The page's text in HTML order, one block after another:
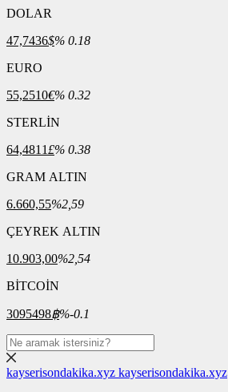
DOLAR
47,7436$% 0.18
EURO
55,2510€% 0.32
STERLİN
64,4811£% 0.38
GRAM ALTIN
6.660,55%2,59
ÇEYREK ALTIN
10.903,00%2,54
BİTCOİN
3095498฿%-0.1
kayserisondakika.xyz kayserisondakika.xyz